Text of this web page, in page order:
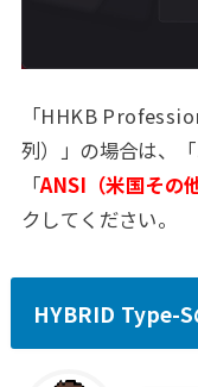
「HHKB
列）」の場合は、
「ANSI（米国その他
クしてください。
HYBRID Type-S